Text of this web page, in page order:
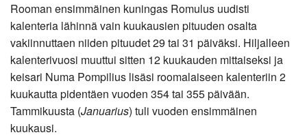
Rooman ensimmäinen kuningas Romulus uudisti
kalenteria lähinnä vain kuukausien pituuden osalta
vakiinnuttaen niiden pituudet 29 tai 31 päiväksi. Hiljalleen
kalenterivuosi muuttui sitten 12 kuukauden mittaiseksi ja
keisari Numa Pompilius lisäsi roomalaiseen kalenteriin 2
kuukautta pidentäen vuoden 354 tai 355 päivään.
Tammikuusta (Januarius) tuli vuoden ensimmäinen
kuukausi.